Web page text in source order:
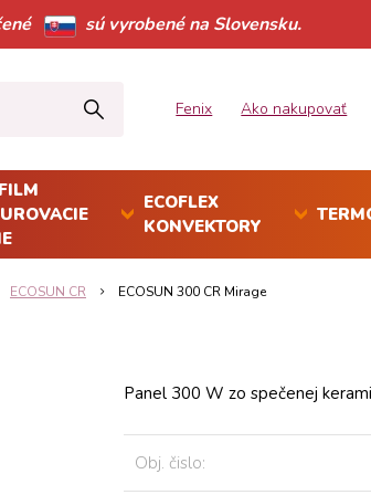
sú vyrobené na Slovensku.
Fenix Ako nakupovať
ECOFLEX
KONVEKTORY
ECOSUN CR ECOSUN 300 CR Mirage
Panel 300 W zo spečenej
Obj. čislo: